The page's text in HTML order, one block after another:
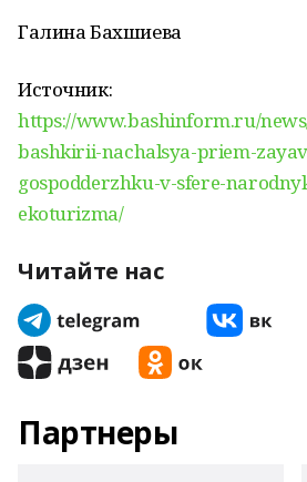
Галина Бахшиева
Источник:
https://www.bashinform.ru/
bashkirii-nachalsya-priem-
gospodderzhku-v-sfere-
ekoturizma/
Читайте нас
Партнеры